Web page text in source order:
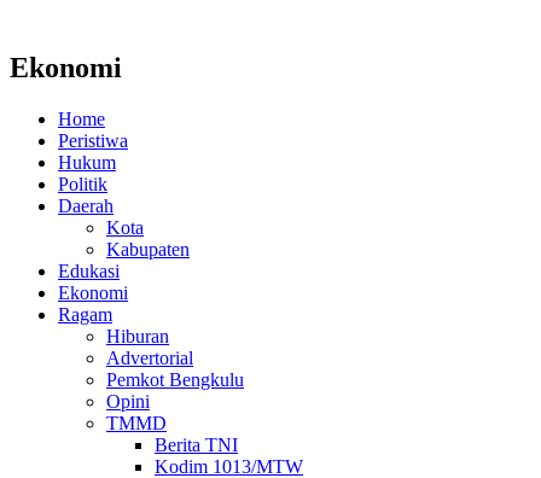
Ekonomi
Home
Peristiwa
Hukum
Politik
Daerah
Kota
Kabupaten
Edukasi
Ekonomi
Ragam
Hiburan
Advertorial
Pemkot Bengkulu
Opini
TMMD
Berita TNI
Kodim 1013/MTW